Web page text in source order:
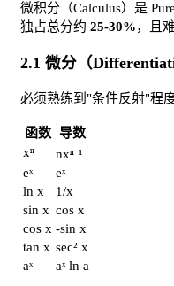
微积分（Calculus）是
独占总分约 25-30%，且
2.1 微分（
必须熟练到"条件反射"程
函数
导数
xⁿ
nxⁿ⁻¹
eˣ
eˣ
ln x
1/x
sin x cos x
cos x -sin x
tan x sec² x
aˣ
aˣ ln a